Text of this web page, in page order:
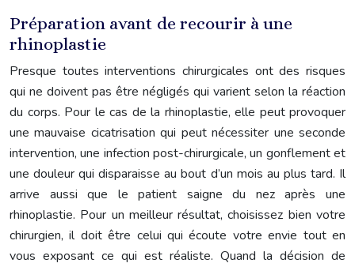
Préparation avant de recourir à une
rhinoplastie
Presque toutes interventions chirurgicales ont des risques
qui ne doivent pas être négligés qui varient selon la réaction
du corps. Pour le cas de la rhinoplastie, elle peut provoquer
une mauvaise cicatrisation qui peut nécessiter une seconde
intervention, une infection post-chirurgicale, un gonflement et
une douleur qui disparaisse au bout d’un mois au plus tard. Il
arrive aussi que le patient saigne du nez après une
rhinoplastie. Pour un meilleur résultat, choisissez bien votre
chirurgien, il doit être celui qui écoute votre envie tout en
vous exposant ce qui est réaliste. Quand la décision de